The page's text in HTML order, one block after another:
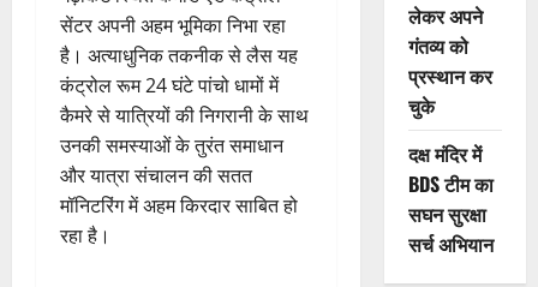
सेंटर अपनी अहम भूमिका निभा रहा
है। अत्याधुनिक तकनीक से लैस यह
कंट्रोल रूम 24 घंटे पांचो धामों में
कैमरे से यात्रियों की निगरानी के साथ
उनकी समस्याओं के तुरंत समाधान
और यात्रा संचालन की सतत
मॉनिटरिंग में अहम किरदार साबित हो
रहा है।
लेकर अपने
गंतव्य को
प्रस्थान कर
चुके
दक्ष मंदिर में
BDS टीम का
सघन सुरक्षा
सर्च अभियान